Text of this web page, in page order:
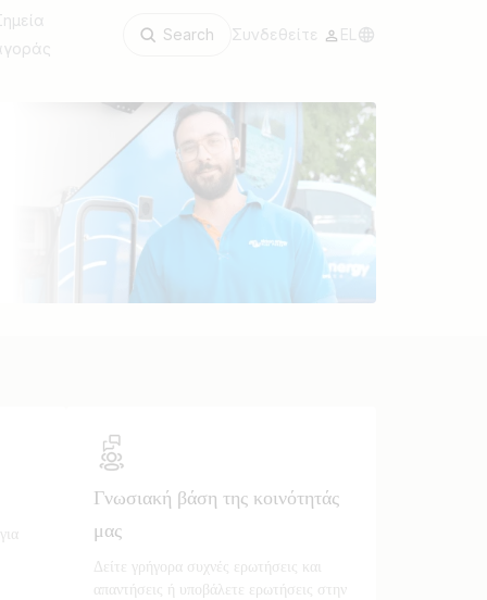
Search Συνδεθείτε EL
Γνωσιακή βάση της κοινότητάς
μας
Δείτε γρήγορα συχνές ερωτήσεις και
απαντήσεις ή υποβάλετε ερωτήσεις στην